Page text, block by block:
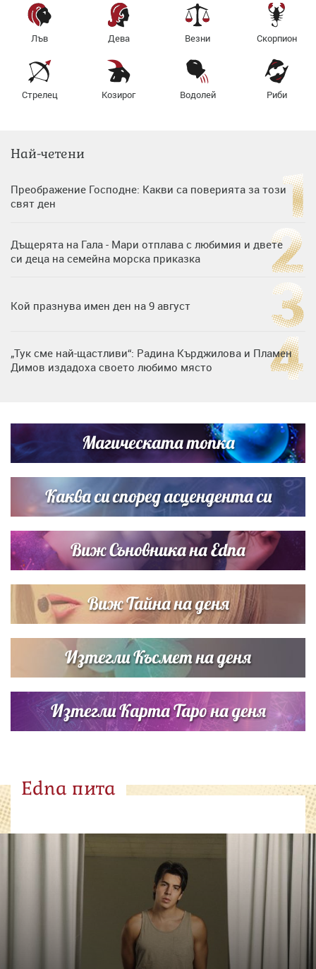
Лъв Дева Везни Скорпион
Стрелец Козирог Водолей Риби
Най-четени
Преображение Господне: Какви са поверията за този
свят ден
Дъщерята на Гала - Мари отплава с любимия и двете
си деца на семейна морска приказка
Кой празнува имен ден на 9 август
„Тук сме най-щастливи“: Радина Кърджилова и Пламен
Димов издадоха своето любимо място
Братя Аргирови я изненадаха с песен
Магическата топка
Каква си според асцендента си
Виж Съновника на Edna
Виж Тайна на деня
Изтегли Късмет на деня
Изтегли Карта Таро на деня
Edna пита